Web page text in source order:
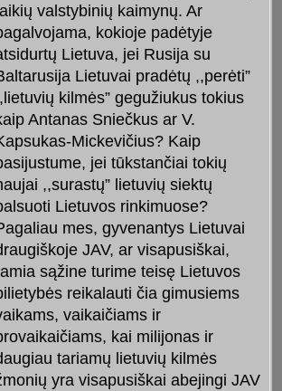
valstybinių kaimynų. Ar
kokioje padėtyje
Lietuva, jei Rusija su
Lietuvai pradėtų ,,perėti”
kilmės” gegužiukus tokius
Antanas Sniečkus ar V.
Mickevičius? Kaip
jei tūkstančiai tokių
,,surastų” lietuvių siektų
Lietuvos rinkimuose?
mes, gyvenantys Lietuvai
JAV, ar visapusiškai,
sąžine turime teisę Lietuvos
reikalauti čia gimusiems
vaikaičiams ir
kai milijonas ir
tariamų lietuvių kilmės
yra visapusiškai abejingi JAV